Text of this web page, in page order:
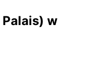
Palais) w